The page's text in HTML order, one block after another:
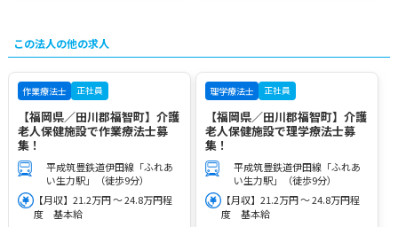
この法人の他の求人
作業療法士 正社員
【福岡県／田川郡福智町】介護
老人保健施設で作業療法士募
集！
平成筑豊鉄道伊田線「ふれあ
い生力駅」（徒歩9分）
【月収】21.2万円 ～ 24.8万円程
度 基本給
理学療法士 正社員
【福岡県／田川郡福智町】介護
老人保健施設で理学療法士募
集！
平成筑豊鉄道伊田線「ふれあ
い生力駅」（徒歩9分）
【月収】21.2万円 ～ 24.8万円程
度 基本給